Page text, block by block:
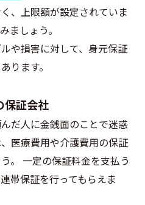
、上限額が設定されていま
ましょう。
や損害に対して、身元保証
ります。
証会社
だ人に金銭面のことで迷惑
医療費用や介護費用の保証
。 一定の保証料金を支払う
帯保証を行ってもらえま